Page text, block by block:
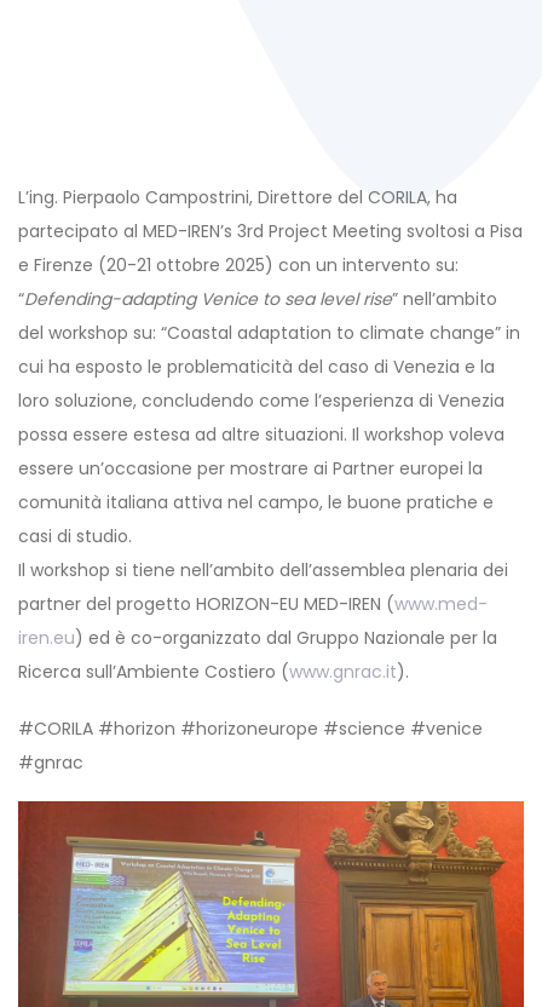
L’ing. Pierpaolo Campostrini, Direttore del CORILA, ha
partecipato al MED-IREN’s 3rd Project Meeting svoltosi a Pisa
e Firenze (20-21 ottobre 2025) con un intervento su:
“Defending-adapting Venice to sea level rise” nell’ambito
del workshop su: “Coastal adaptation to climate change” in
cui ha esposto le problematicità del caso di Venezia e la
loro soluzione, concludendo come l’esperienza di Venezia
possa essere estesa ad altre situazioni. Il workshop voleva
essere un’occasione per mostrare ai Partner europei la
comunità italiana attiva nel campo, le buone pratiche e
casi di studio.
Il workshop si tiene nell’ambito dell’assemblea plenaria dei
partner del progetto HORIZON-EU MED-IREN (www.med-
iren.eu) ed è co-organizzato dal Gruppo Nazionale per la
Ricerca sull’Ambiente Costiero (www.gnrac.it).
#CORILA #horizon #horizoneurope #science #venice
#gnrac
navigation